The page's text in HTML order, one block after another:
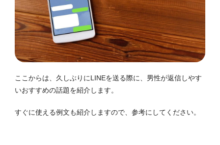
ここからは、久しぶりにLINEを送る際に、男性が返信しやす
いおすすめの話題を紹介します。
すぐに使える例文も紹介しますので、参考にしてください。